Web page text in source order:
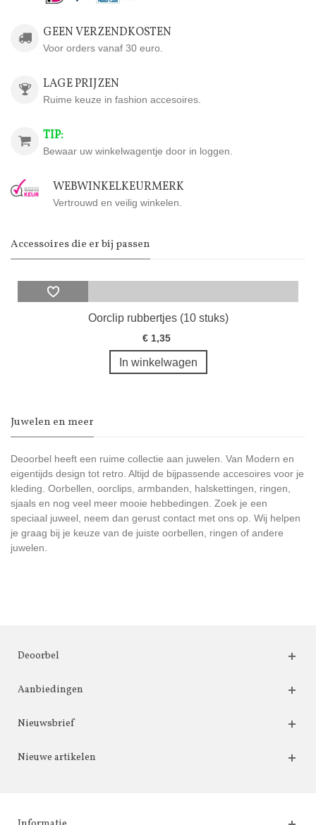
GEEN VERZENDKOSTEN
Voor orders vanaf 30 euro.
LAGE PRIJZEN
Ruime keuze in fashion accesoires.
TIP:
Bewaar uw winkelwagentje door in loggen.
WEBWINKELKEURMERK
Vertrouwd en veilig winkelen.
Accessoires die er bij passen
Oorclip rubbertjes (10 stuks)
€ 1,35
In winkelwagen
Juwelen en meer
Deoorbel heeft een ruime collectie aan juwelen. Van Modern en
eigentijds design tot retro. Altijd de bijpassende accesoires voor je
kleding. Oorbellen, oorclips, armbanden, halskettingen, ringen,
sjaals en nog veel meer mooie hebbedingen. Zoek je een
speciaal juweel, neem dan gerust contact met ons op. Wij helpen
je graag bij je keuze van de juiste oorbellen, ringen of andere
juwelen.
Deoorbel
Aanbiedingen
Nieuwsbrief
Nieuwe artikelen